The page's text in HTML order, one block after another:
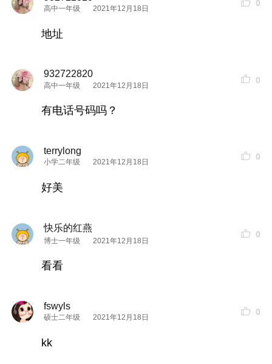
如果你要查看本帖隐藏内容请回复
高中一年级 2021年12月18日
0
地址
932722820
高中一年级 2021年12月18日
0
有电话号码吗？
terrylong
小学二年级 2021年12月18日
0
好美
快乐的红燕
博士一年级 2021年12月18日
0
看看
fswyls
硕士二年级 2021年12月18日
0
kk